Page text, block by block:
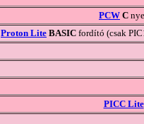
PCW C
Proton Lite BASIC fordító (csak
PICC Lite